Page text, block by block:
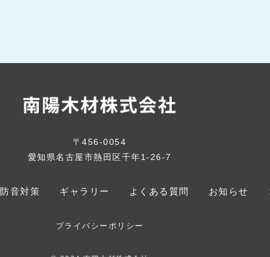
〒456-0054
愛知県名古屋市熱田区千年1-26-7
防音対策 ギャラリー よくある質問 お知らせ
プライバシーポリシー